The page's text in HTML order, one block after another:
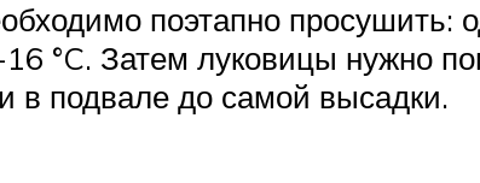
поэтапно просушить:
°C. Затем луковицы нужно
в подвале до самой высадки.